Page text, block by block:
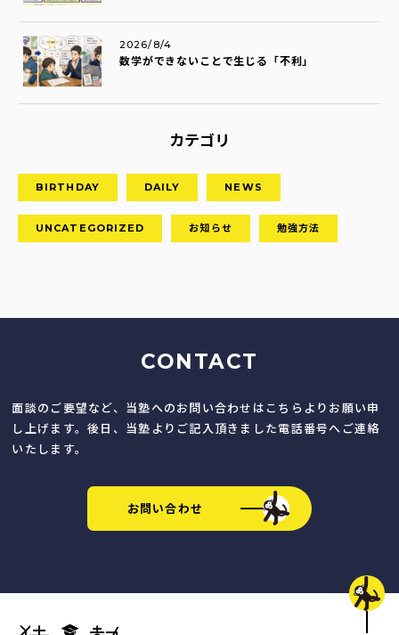
数学ができないことで生じる「不利」
2026/8/4
カテゴリ
BIRTHDAY DAILY NEWS
UNCATEGORIZED お知らせ 勉強方法
CONTACT
面談のご要望など、当塾へのお問い合わせはこちらよりお願い申
し上げます。後日、当塾よりご記入頂きました電話番号へご連絡
いたします。
お問い合わせ
猿田塾